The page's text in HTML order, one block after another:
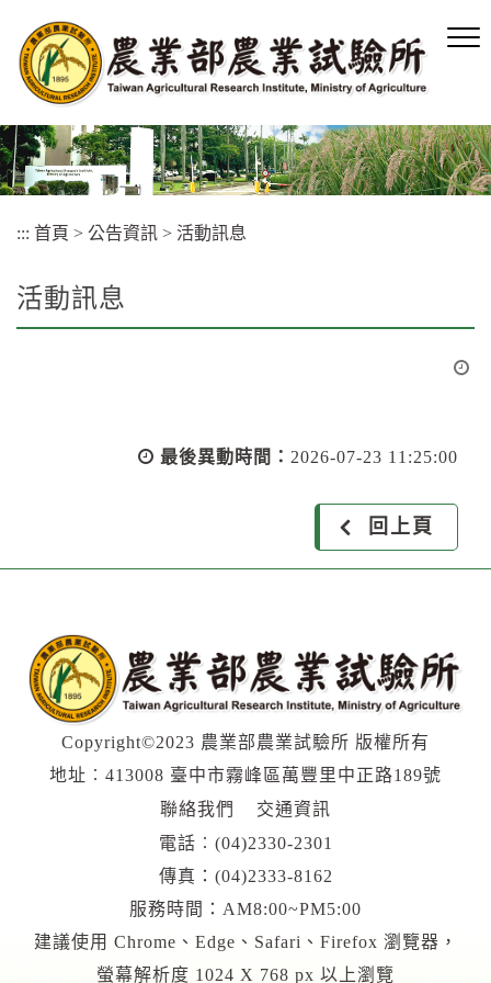
容
區
塊
::: 首頁 > 公告資訊 > 活動訊息
活動訊息
最後異動時間： 2026-07-23 11:25:00
回上頁
Copyright©2023 農業部農業試驗所 版權所有
地址︰413008 臺中市霧峰區萬豐里中正路189號
聯絡我們
交通資訊
電話︰ (04)2330-2301
傳真：(04)2333-8162
服務時間：AM8:00~PM5:00
建議使用 Chrome、Edge、Safari、Firefox 瀏覽器，
螢幕解析度 1024 X 768 px 以上瀏覽